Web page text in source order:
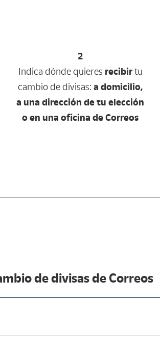
2
Indica dónde quieres recibirtu
cambio de divisas:a domicilio,
a una dirección de tu elección
o en una oficina de Correos
de divisas de Correos